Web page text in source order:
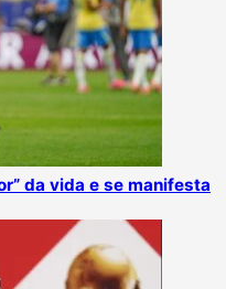
da vida e se manifesta